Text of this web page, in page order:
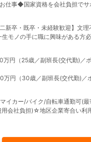
仕事◆国家資格を会社負担でサ
新卒・既卒・未経験歓迎】文理
モノの手に職に興味がある方必
万円（25歳／副班長(交代勤)／
万円（30歳／副班長(交代勤)／
イカー/バイク/自転車通勤可(最
用会社負担)☆地区企業寄合い利